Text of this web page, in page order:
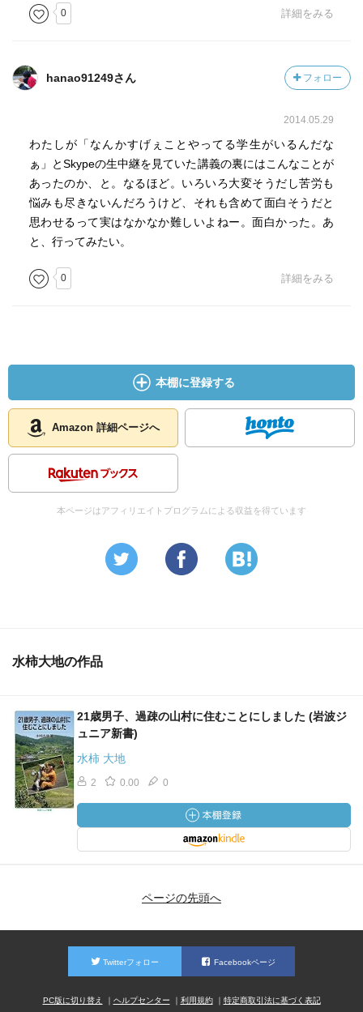
バランス感覚で上手くやっていくようにも思う。これから
も余計なイジりをする大人の１人として、ドラマよりも面
0 詳細をみる
hanao91249さん フォロー
2014.05.29
わたしが「なんかすげぇことやってる学生がいるんだな
ぁ」とSkypeの生中継を見ていた講義の裏にはこんなことが
あったのか、と。なるほど。いろいろ大変そうだし苦労も
悩みも尽きないんだろうけど、それも含めて面白そうだと
思わせるって実はなかなか難しいよねー。面白かった。あ
と、行ってみたい。
0 詳細をみる
本棚に登録する
Amazon 詳細ページへ
本ページはアフィリエイトプログラムによる収益を得ています
水柿大地の作品
21歳男子、過疎の山村に住むことにしました (岩波ジ
ュニア新書)
水柿 大地
2 0.00 0
ページの先頭へ
Twitterフォロー Facebookページ
PC版に切り替え ヘルプセンター 利用規約 特定商取引法に基づく表記